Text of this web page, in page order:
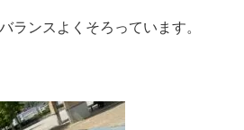
ランスよくそろっています。